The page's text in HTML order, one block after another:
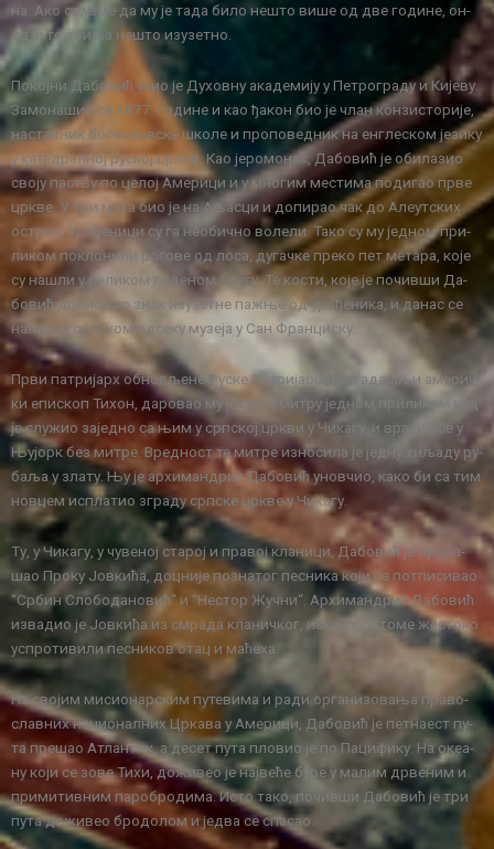
на. Ако се узме да му је та­да би­ло не­што ви­ше од две го­ди­не, он­
да је то зби­ља не­што из­у­зет­но.
По­кој­ни Да­бо­вић учио је Ду­хов­ну ака­де­ми­ју у Пе­тро­гра­ду и Ки­је­ву.
За­мо­на­шио се 1877. го­ди­не и као ђа­кон био је члан кон­зи­сто­ри­је,
на­став­ник бо­го­слов­ске шко­ле и про­по­вед­ник на ен­гле­ском је­зи­ку
у ка­те­драл­ној ру­ској цр­кви. Као је­ро­мо­нах, Да­бо­вић је оби­ла­зио
сво­ју па­ству по це­лој Аме­ри­ци и у мно­гим ме­сти­ма по­ди­гао пр­ве
цр­кве. У три ма­ха био је на Аља­сци и до­пи­рао чак до Але­ут­ских
остр­ва. Уро­ђе­ни­ци су га нео­бич­но во­ле­ли. Та­ко су му јед­ном при­
ли­ком по­кло­ни­ли ро­го­ве од ло­са, ду­гач­ке пре­ко пет ме­та­ра, ко­је
су на­шли у ве­ли­ком ле­де­ном бре­гу. Те ко­сти, ко­је је по­чив­ши Да­
бо­вић до­био као знак из­у­зет­не па­жње од уро­ђе­ни­ка, и да­нас се
на­ла­зе у срп­ском од­се­ку му­зе­ја у Сан Фран­ци­ску.
Пр­ви па­три­јарх об­но­вље­не Ру­ске Па­три­јар­ши­је, та­да­шњи аме­рич­
ки епи­скоп Ти­хон, да­ро­вао му је сво­ју ми­тру јед­ном при­ли­ком кад
је слу­жио за­јед­но са њим у срп­ској цр­кви у Чи­ка­гу, и вра­тио се у
Њу­јорк без ми­тре. Вред­ност те ми­тре из­но­си­ла је јед­ну хи­ља­ду ру­
ба­ља у зла­ту. Њу је ар­хи­ман­дрит Да­бо­вић унов­чио, ка­ко би са тим
нов­цем ис­пла­тио згра­ду срп­ске цр­кве у Чи­ка­гу.
Ту, у Чи­ка­гу, у чу­ве­ној ста­рој и пра­вој кла­ни­ци, Да­бо­вић је про­на­
шао Про­ку Јов­ки­ћа, доц­ни­је по­зна­тог пе­сни­ка ко­ји се пот­пи­си­вао
“Ср­бин Сло­бо­да­но­вић“ и “Не­стор Жуч­ни“. Ар­хи­ман­дрит Да­бо­вић
из­ва­дио је Јов­ки­ћа из смра­да кла­нич­ког, иако су се то­ме же­сто­ко
ус­про­ти­ви­ли пе­сни­ков отац и ма­ће­ха.
На сво­јим ми­си­о­нар­ским пу­те­ви­ма и ра­ди ор­га­ни­зо­ва­ња пра­во­
слав­них на­ци­о­нал­них Цр­ка­ва у Аме­ри­ци, Да­бо­вић је пет­на­ест пу­
та пре­шао Атлан­тик, а де­сет пу­та пло­вио је по Па­ци­фи­ку. На оке­а­
ну ко­ји се зо­ве Ти­хи, до­жи­вео је нај­ве­ће бу­ре у ма­лим др­ве­ним и
при­ми­тив­ним па­ро­бро­ди­ма. Исто та­ко, по­чив­ши Да­бо­вић је три
пу­та до­жи­вео бро­до­лом и је­два се спа­сао.